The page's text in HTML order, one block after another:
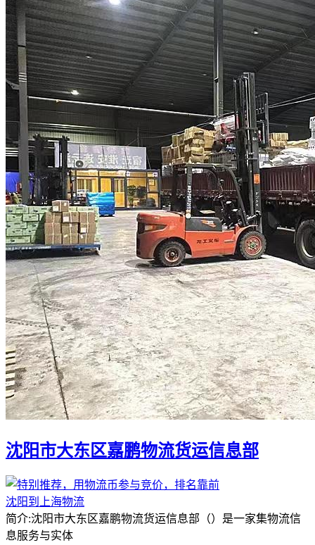
沈阳市大东区嘉鹏物流货运信息部
沈阳到上海物流
简介:沈阳市大东区嘉鹏物流货运信息部（）是一家集物流信
息服务与实体